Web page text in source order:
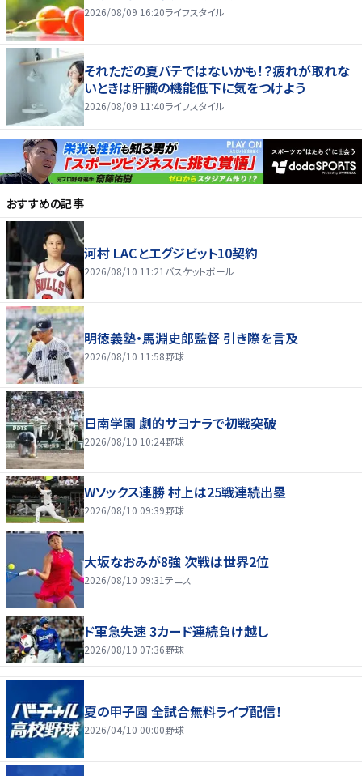
2026/08/09 16:20ライフスタイル
それただの夏バテではないかも！？疲れが取れな
いときは肝臓の機能低下に気をつけよう
2026/08/09 11:40ライフスタイル
おすすめの記事
河村 LACとエグジビット10契約
2026/08/10 11:21 バスケットボール
明徳義塾・馬淵史郎監督 引き際を言及
2026/08/10 11:58野球
日南学園 劇的サヨナラで初戦突破
2026/08/10 10:24野球
Wソックス連勝 村上は25戦連続出塁
2026/08/10 09:39野球
大坂なおみが8強 次戦は世界2位
2026/08/10 09:31テニス
ド軍急失速 3カード連続負け越し
2026/08/10 07:36野球
夏の甲子園 全試合無料ライブ配信！
2026/04/10 00:00野球